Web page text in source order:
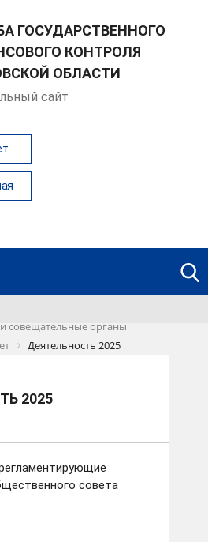
ГОСУДАРСТВЕННОГО
КОНТРОЛЯ
ОБЛАСТИ
сайт
совещательные органы
Деятельность 2025
2025
совета